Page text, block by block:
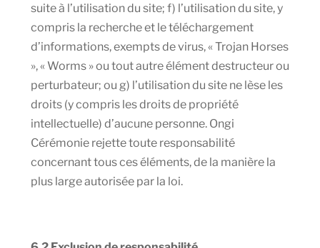
suite à l’utilisation du site; f) l’utilisation du site, y
compris la recherche et le téléchargement
d’informations, exempts de virus, « Trojan Horses
», « Worms » ou tout autre élément destructeur ou
perturbateur; ou g) l’utilisation du site ne lèse les
droits (y compris les droits de propriété
intellectuelle) d’aucune personne. Ongi
Cérémonie rejette toute responsabilité
concernant tous ces éléments, de la manière la
plus large autorisée par la loi.